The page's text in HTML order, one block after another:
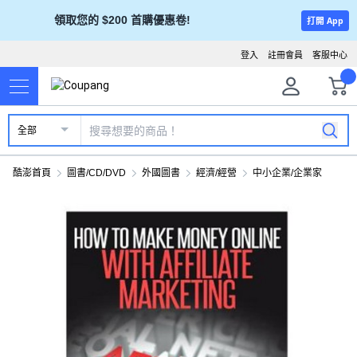
領取您的 $200 首購優惠卷! 打開 App
客服中心
註冊會員
登入
全部
酷澎首頁 圖書/CD/DVD 外國圖書 經濟/經營 中小企業/企業家